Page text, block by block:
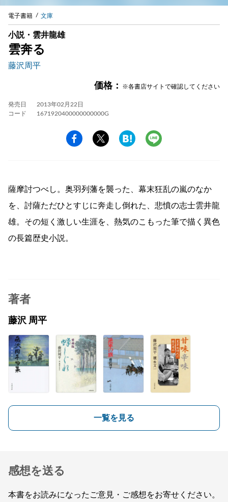
電子書籍 文庫
小説・雲井龍雄
雲奔る
藤沢周平
価格： ※各書店サイトで確認してください
発売日
2013年02月22日
コード
1671920400000000000G
薩摩討つべし。奥羽列藩を襲った、幕末狂乱の嵐のなか
を、討薩ただひとすじに奔走し倒れた、悲憤の志士雲井龍
雄。その短く激しい生涯を、熱気のこもった筆で描く異色
の長篇歴史小説。
著者
藤沢 周平
一覧を見る
感想を送る
本書をお読みになったご意見・ご感想をお寄せください。